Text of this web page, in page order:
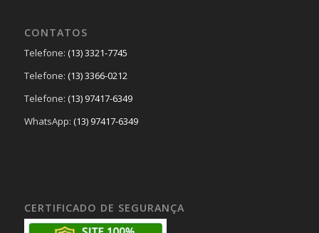
CONTATOS
Telefone: (13) 3321-7745
Telefone: (13) 3366-0212
Telefone: (13) 97417-6349
WhatsApp: (13) 97417-6349
CERTIFICADO DE SEGURANÇA